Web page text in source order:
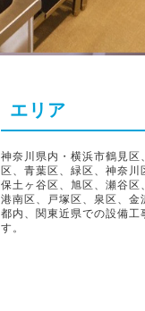
エリア
神奈川県内・横浜市鶴見区
区、青葉区、緑区、神奈川
保土ヶ谷区、旭区、瀬谷区
港南区、戸塚区、泉区、金
都内、関東近県での設備工
す。